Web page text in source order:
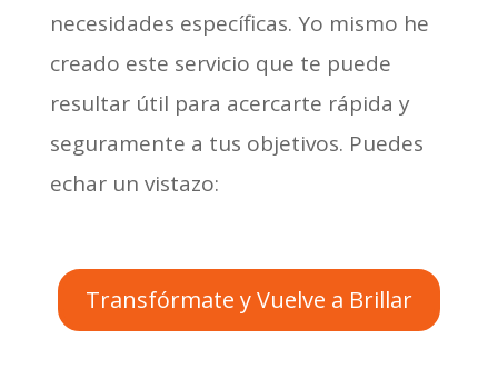
necesidades específicas. Yo mismo he
creado este servicio que te puede
resultar útil para acercarte rápida y
seguramente a tus objetivos. Puedes
echar un vistazo:
Transfórmate y Vuelve a Brillar